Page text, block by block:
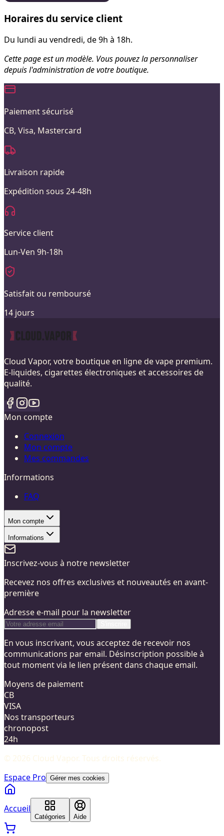
Horaires du service client
Du lundi au vendredi, de 9h à 18h.
Cette page est un modèle. Vous pouvez la personnaliser
depuis l'administration de votre boutique.
Paiement sécurisé
CB, Visa, Mastercard
Livraison rapide
Expédition sous 24-48h
Service client
Lun-Ven 9h-18h
Satisfait ou remboursé
14 jours
Cloud Vapor, votre boutique en ligne de vape premium.
E-liquides, cigarettes électroniques et accessoires de
qualité.
Mon compte
Connexion
Mon compte
Mes commandes
Informations
FAQ
Mon compte
Informations
Inscrivez-vous à notre newsletter
Recevez nos offres exclusives et nouveautés en avant-
première
Adresse e-mail pour la newsletter
En vous inscrivant, vous acceptez de recevoir nos
communications par email. Désinscription possible à
tout moment via le lien présent dans chaque email.
Moyens de paiement
CB
VISA
Nos transporteurs
chronopost
24h
© 2026 Cloud Vapor. Tous droits réservés.
Espace Pro Gérer mes cookies
Accueil
Catégories Aide